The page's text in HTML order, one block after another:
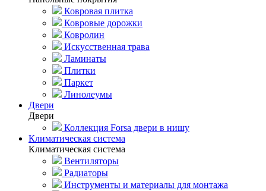
Ковровая плитка
Ковровые дорожки
Ковролин
Искусственная трава
Ламинаты
Плитки
Паркет
Линолеумы
Двери
Двери
Коллекция Forsa двери в нишу
Климатическая система
Климатическая система
Вентиляторы
Радиаторы
Инструменты и материалы для монтажа